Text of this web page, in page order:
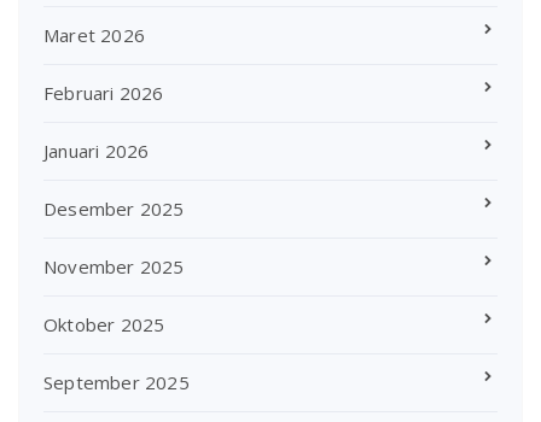
Maret 2026
Februari 2026
Januari 2026
Desember 2025
November 2025
Oktober 2025
September 2025